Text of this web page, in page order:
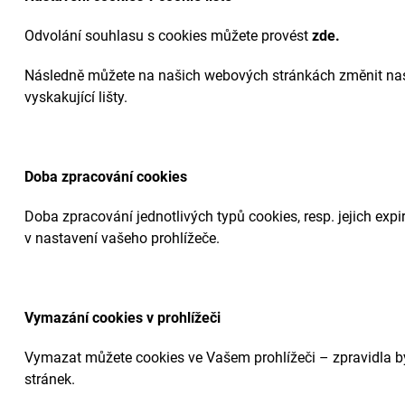
Odvolání souhlasu s cookies můžete provést zde.
Následně můžete na našich webových stránkách změnit
vyskakující lišty.
Doba zpracování cookies
Doba zpracování jednotlivých typů cookies, resp. jejich
v nastavení vašeho prohlížeče.
Vymazání cookies v prohlížeči
Vymazat můžete cookies ve Vašem prohlížeči – zpravidla
stránek.